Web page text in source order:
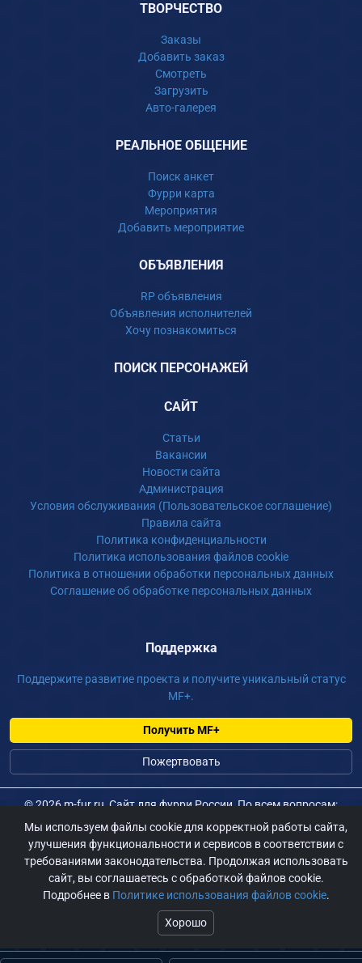
ТВОРЧЕСТВО
Заказы
Добавить заказ
Смотреть
Загрузить
Авто-галерея
РЕАЛЬНОЕ ОБЩЕНИЕ
Поиск анкет
Фурри карта
Мероприятия
Добавить мероприятие
ОБЪЯВЛЕНИЯ
RP объявления
Объявления исполнителей
Хочу познакомиться
ПОИСК ПЕРСОНАЖЕЙ
САЙТ
Статьи
Вакансии
Новости сайта
Администрация
Условия обслуживания (Пользовательское соглашение)
Правила сайта
Политика конфиденциальности
Политика использования файлов cookie
Политика в отношении обработки персональных данных
Соглашение об обработке персональных данных
Поддержка
Поддержите развитие проекта и получите уникальный статус
MF+.
Получить MF+
Пожертвовать
©2026 m-fur.ru, Сайт для фурри России, По всем вопросам:
admin@m-fur.ru
Мы используем файлы cookie для корректной работы сайта,
улучшения функциональности и сервисов в соответствии с
требованиями законодательства. Продолжая использовать
сайт, вы соглашаетесь с обработкой файлов cookie.
Подробнее в Политике использования файлов cookie.
Хорошо